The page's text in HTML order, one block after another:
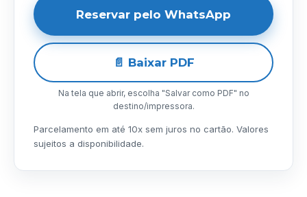
Reservar pelo WhatsApp
📄 Baixar PDF
Na tela que abrir, escolha "Salvar como PDF" no
destino/impressora.
Parcelamento em até 10x sem juros no cartão. Valores
sujeitos a disponibilidade.